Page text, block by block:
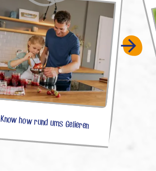
Know how rund ums Gelieren